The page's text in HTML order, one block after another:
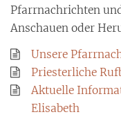
Pfarrnachrichten
Anschauen oder
Unsere
Priesterliche
Aktuelle
Elisabeth